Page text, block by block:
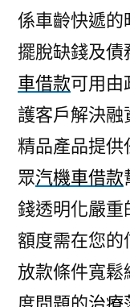
係車齡快遞的
擺脫缺錢及債
車借款可用由
護客戶解決融
精品產品提供
眾汽機車借款
錢透明化嚴重
額度需在您的
放款條件寬鬆
度問題的治療